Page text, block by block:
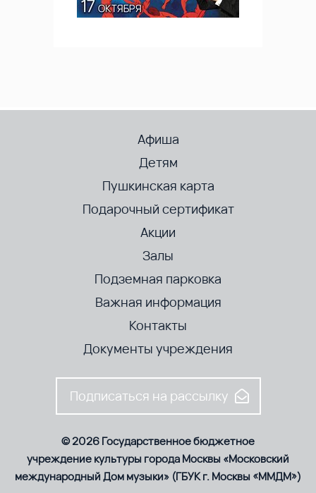
Афиша
Детям
Пушкинская карта
Подарочный сертификат
Акции
Залы
Подземная парковка
Важная информация
Контакты
Документы учреждения
Подписаться на рассылку
© 2026 Государственное бюджетное
учреждение культуры города Москвы «Московский
международный Дом музыки» (ГБУК г. Москвы «ММДМ»)